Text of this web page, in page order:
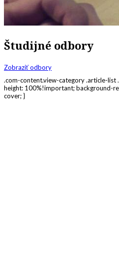
Študijné odbory
Zobraziť odbory
.com-content.view-category .article-list
height: 100%!important; background-
cover; }